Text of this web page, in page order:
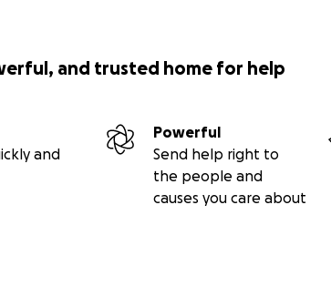
and trusted home for help
and
Powerful
Send help right to
the people and
causes you care about